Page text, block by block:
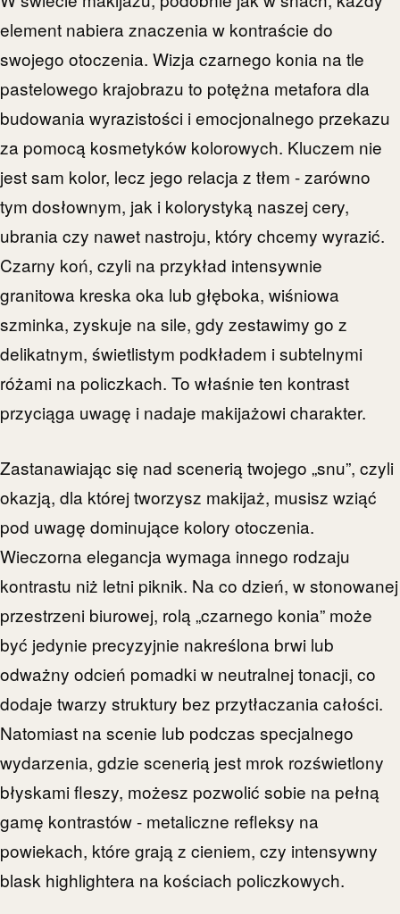
element nabiera znaczenia w kontraście do
swojego otoczenia. Wizja czarnego konia na tle
pastelowego krajobrazu to potężna metafora dla
budowania wyrazistości i emocjonalnego przekazu
za pomocą kosmetyków kolorowych. Kluczem nie
jest sam kolor, lecz jego relacja z tłem - zarówno
tym dosłownym, jak i kolorystyką naszej cery,
ubrania czy nawet nastroju, który chcemy wyrazić.
Czarny koń, czyli na przykład intensywnie
granitowa kreska oka lub głęboka, wiśniowa
szminka, zyskuje na sile, gdy zestawimy go z
delikatnym, świetlistym podkładem i subtelnymi
różami na policzkach. To właśnie ten kontrast
przyciąga uwagę i nadaje makijażowi charakter.
Zastanawiając się nad scenerią twojego „snu”, czyli
okazją, dla której tworzysz makijaż, musisz wziąć
pod uwagę dominujące kolory otoczenia.
Wieczorna elegancja wymaga innego rodzaju
kontrastu niż letni piknik. Na co dzień, w stonowanej
przestrzeni biurowej, rolą „czarnego konia” może
być jedynie precyzyjnie nakreślona brwi lub
odważny odcień pomadki w neutralnej tonacji, co
dodaje twarzy struktury bez przytłaczania całości.
Natomiast na scenie lub podczas specjalnego
wydarzenia, gdzie scenerią jest mrok rozświetlony
błyskami fleszy, możesz pozwolić sobie na pełną
gamę kontrastów - metaliczne refleksy na
powiekach, które grają z cieniem, czy intensywny
blask highlightera na kościach policzkowych.